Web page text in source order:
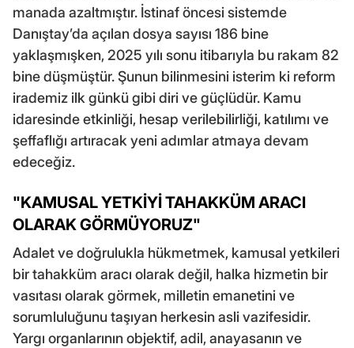
manada azaltmıştır. İstinaf öncesi sistemde
Danıştay’da açılan dosya sayısı 186 bine
yaklaşmışken, 2025 yılı sonu itibarıyla bu rakam 82
bine düşmüştür. Şunun bilinmesini isterim ki reform
irademiz ilk günkü gibi diri ve güçlüdür. Kamu
idaresinde etkinliği, hesap verilebilirliği, katılımı ve
şeffaflığı artıracak yeni adımlar atmaya devam
edeceğiz.
"KAMUSAL YETKİYİ TAHAKKÜM ARACI
OLARAK GÖRMÜYORUZ"
Adalet ve doğrulukla hükmetmek, kamusal yetkileri
bir tahakküm aracı olarak değil, halka hizmetin bir
vasıtası olarak görmek, milletin emanetini ve
sorumluluğunu taşıyan herkesin asli vazifesidir.
Yargı organlarının objektif, adil, anayasanın ve